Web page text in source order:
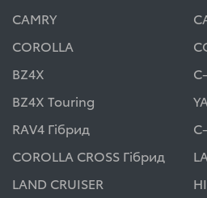
CAMRY
COROLLA
BZ4X
BZ4X Touring
RAV4 Гібрид
COROLLA CROSS Гібрид
LAND CRUISER